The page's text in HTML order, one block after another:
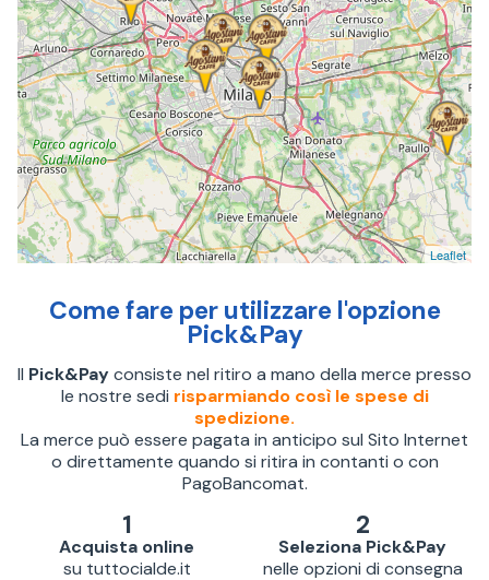
Leaflet
Come fare per utilizzare l'opzione
Pick&Pay
Il Pick&Payconsiste nel ritiro a mano della merce presso
le nostre sedi risparmiando così le spese di
spedizione.
La merce può essere pagata in anticipo sul Sito Internet
o direttamente quando si ritira in contanti o con
PagoBancomat.
1
Acquista online
su tuttocialde.it
2
Seleziona Pick&Pay
nelle opzioni di consegna